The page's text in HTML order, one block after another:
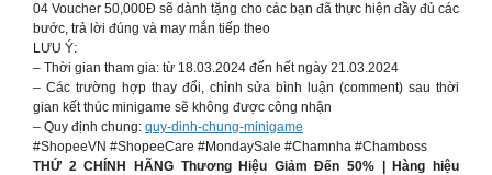
04 Voucher 50,000Đ sẽ dành tặng cho các bạn đã thực hiện đầy đủ các
bước, trả lời đúng và may mắn tiếp theo
LƯU Ý:
– Thời gian tham gia: từ 18.03.2024 đến hết ngày 21.03.2024
– Các trường hợp thay đổi, chỉnh sửa bình luận (comment) sau thời
gian kết thúc minigame sẽ không được công nhận
– Quy định chung: quy-dinh-chung-minigame
#ShopeeVN #ShopeeCare #MondaySale #Chamnha #Chamboss
THỨ 2 CHÍNH HÃNG Thương Hiệu Giảm Đến 50% | Hàng hiệu